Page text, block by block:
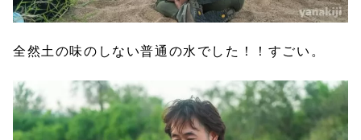
全然土の味のしない普通の水でした！！すごい。